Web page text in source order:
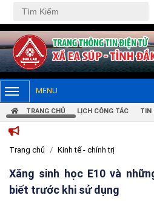
MENU
TRANG CHỦ LỊCH CÔNG TÁC TIN
Trang chủ Kinh tế - chính trị
Xăng sinh học E10 và
biết trước khi sử dụng